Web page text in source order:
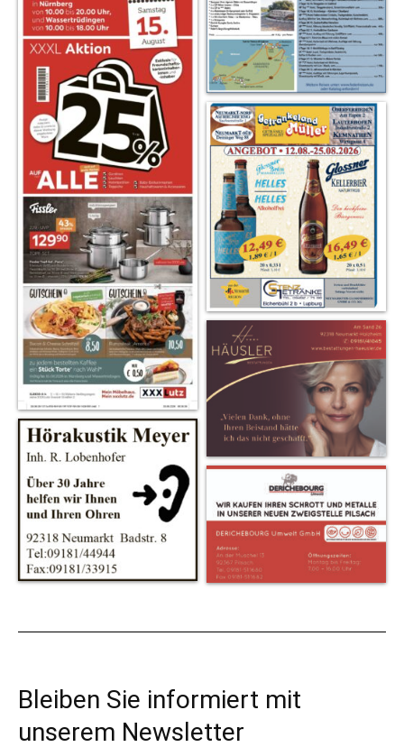
Bleiben Sie informiert mit
unserem Newsletter